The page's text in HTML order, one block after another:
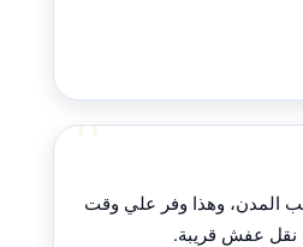
المدن، وهذا وفر علي وقت
نقل عفش قريبة.